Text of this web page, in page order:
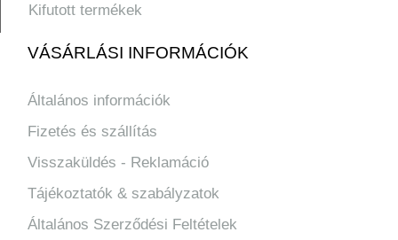
Kifutott termékek
VÁSÁRLÁSI INFORMÁCIÓK
Általános információk
Fizetés és szállítás
Visszaküldés - Reklamáció
Tájékoztatók & szabályzatok
Általános Szerződési Feltételek